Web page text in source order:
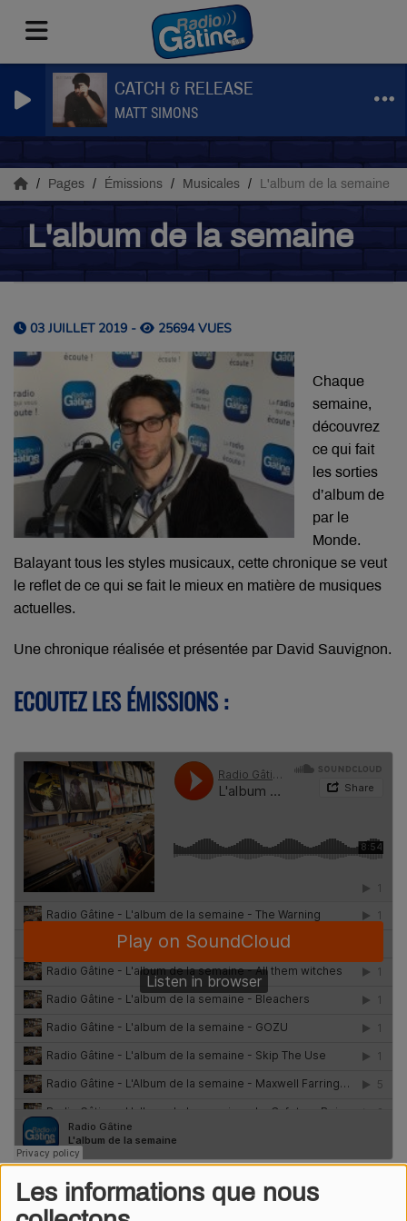
Les informations que nous
CATCH & RELEASE
MATT SIMONS
Pages Émissions Musicales L'album de la semaine
L'album de la semaine
03 JUILLET 2019 - 25694 VUES
Chaque
semaine,
découvrez
ce qui fait
les sorties
d’album de
par le
Monde.
Balayant tous les styles musicaux, cette chronique se veut
le reflet de ce qui se fait le mieux en matière de musiques
actuelles.
Une chronique réalisée et présentée par David Sauvignon.
ECOUTEZ LES ÉMISSIONS :
Radio Gâtine·L'album de la semaine